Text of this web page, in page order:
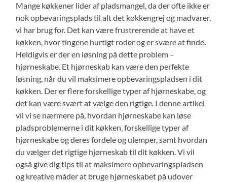
Mange køkkener lider af pladsmangel, da der ofte ikke er
nok opbevaringsplads til alt det køkkengrej og madvarer,
vi har brug for. Det kan være frustrerende at have et
køkken, hvor tingene hurtigt roder og er svære at finde.
Heldigvis er der en løsning på dette problem –
hjørneskabe. Et hjørneskab kan være den perfekte
løsning, når du vil maksimere opbevaringspladsen i dit
køkken. Der er flere forskellige typer af hjørneskabe, og
det kan være svært at vælge den rigtige. I denne artikel
vil vi se nærmere på, hvordan hjørneskabe kan løse
pladsproblemerne i dit køkken, forskellige typer af
hjørneskabe og deres fordele og ulemper, samt hvordan
du vælger det rigtige hjørneskab til dit køkken. Vi vil
også give dig tips til at maksimere opbevaringspladsen
og kreative måder at bruge hjørneskabet på udover